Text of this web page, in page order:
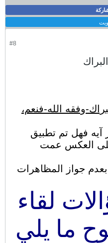
#8
وفقه الله-فنعم،
فهل تم تطبيق
على العكس عمت
بعدم جواز المظاهرات
لقاء
ما يلي